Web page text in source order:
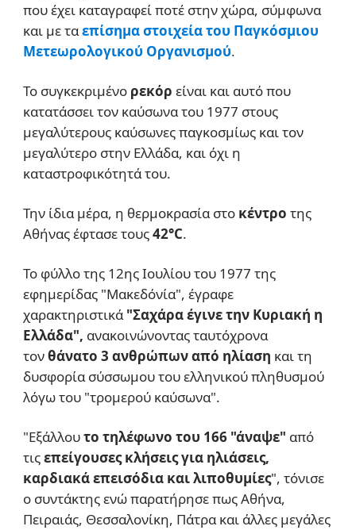
που έχει καταγραφεί ποτέ στην χώρα, σύμφωνα
και με ταεπίσημα στοιχεία του Παγκόσμιου
Μετεωρολογικού Οργανισμού.
Το συγκεκριμένο ρεκόρ είναι και αυτό που
κατατάσσει τον καύσωνα του 1977 στους
μεγαλύτερους καύσωνες παγκοσμίως και τον
μεγαλύτερο στην Ελλάδα, και όχι η
καταστροφικότητά του.
Την ίδια μέρα, η θερμοκρασία στο κέντρο της
Αθήνας έφτασε τους42°C.
Το φύλλο της 12ης Ιουλίου του 1977 της
εφημερίδας "Μακεδόνία", έγραφε
χαρακτηριστικά"Σαχάρα έγινε την Κυριακή η
Ελλάδα", ανακοινώνοντας ταυτόχρονα
τονθάνατο 3 ανθρώπων από ηλίαση και τη
δυσφορία σύσσωμου του ελληνικού πληθυσμού
λόγω του "τρομερού καύσωνα".
"Εξάλλουτο τηλέφωνο του 166 "άναψε" από
τιςεπείγουσες κλήσεις για ηλιάσεις,
καρδιακά επεισόδια και λιποθυμίες", τόνισε
ο συντάκτης ενώ παρατήρησε πως Αθήνα,
Πειραιάς, Θεσσαλονίκη, Πάτρα και άλλες μεγάλες